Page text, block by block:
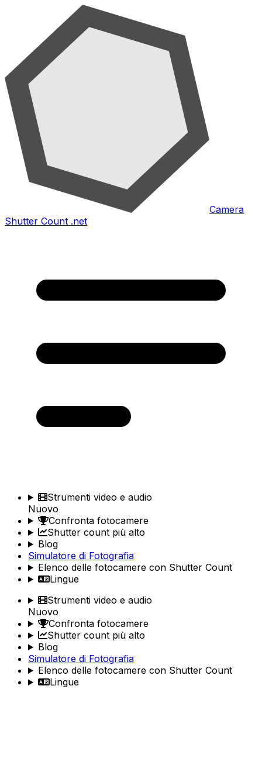
Camera
Shutter Count .net
Strumenti video e audio
Nuovo
Confronta fotocamere
Shutter count più alto
Blog
Simulatore di Fotografia
Elenco delle fotocamere con Shutter Count
Lingue
Strumenti video e audio
Nuovo
Confronta fotocamere
Shutter count più alto
Blog
Simulatore di Fotografia
Elenco delle fotocamere con Shutter Count
Lingue